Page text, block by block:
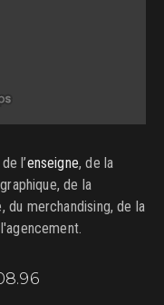
l’enseigne, de la
de la
du merchandising, de la